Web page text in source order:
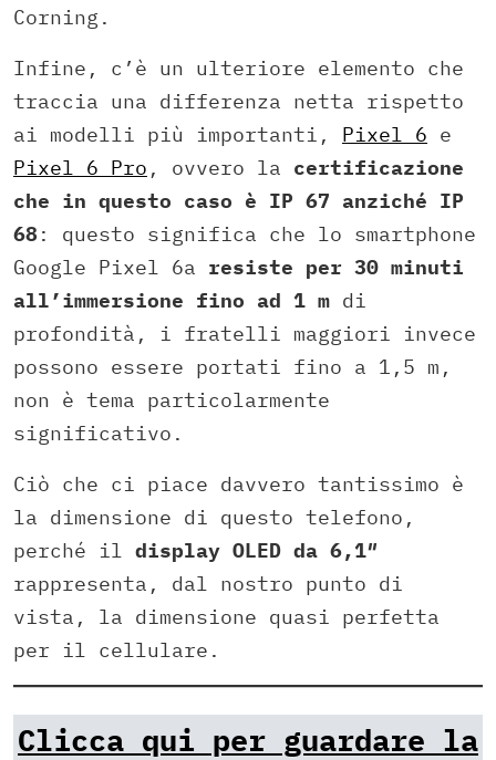
Corning.
Infine, c’è un ulteriore elemento che
traccia una differenza netta rispetto
ai modelli più importanti, Pixel 6 e
Pixel 6 Pro , ovvero la certificazione
che in questo caso è IP 67 anziché IP
68: questo significa che lo smartphone
Google Pixel 6a resiste per 30 minuti
all’immersione fino ad 1 m di
profondità, i fratelli maggiori invece
possono essere portati fino a 1,5 m,
non è tema particolarmente
significativo.
Ciò che ci piace davvero tantissimo è
la dimensione di questo telefono,
perché il display OLED da 6,1″
rappresenta, dal nostro punto di
vista, la dimensione quasi perfetta
per il cellulare.
Clicca qui per guardare la